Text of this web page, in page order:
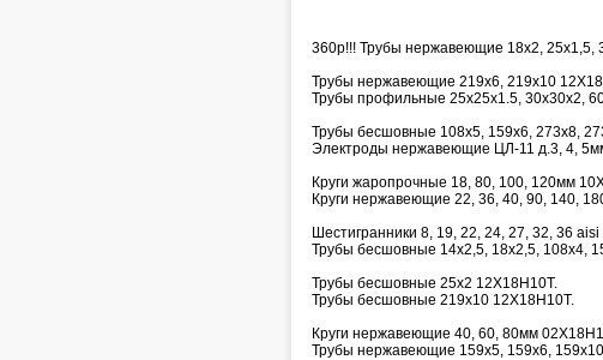
360р!!! Трубы нержавеющие 18х2, 25х1,5,
Трубы нержавеющие 219х6, 219х10
Трубы профильные 25х25х1.5, 30х30х2,
Трубы бесшовные 108х5, 159х6, 273х8,
Электроды нержавеющие ЦЛ-11 д.3, 4,
Круги жаропрочные 18, 80, 100, 120мм
Круги нержавеющие 22, 36, 40, 90, 140,
Шестигранники 8, 19, 22, 24, 27, 32, 36 aisi
Трубы бесшовные 14х2,5, 18х2,5, 108х4,
Трубы бесшовные 25х2 12Х18Н10Т.
Трубы бесшовные 219х10 12Х18Н10Т.
Круги нержавеющие 40, 60, 80мм
Трубы нержавеющие 159х5, 159х6,